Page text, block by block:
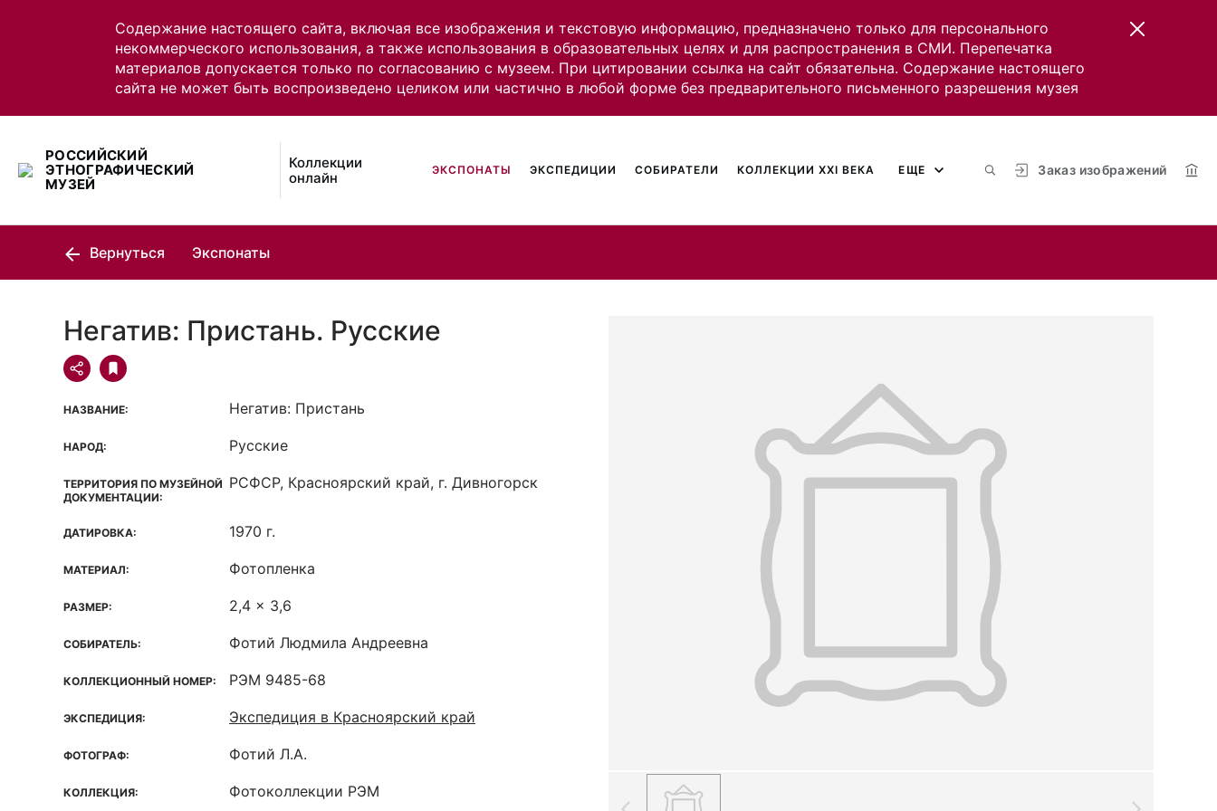
Содержание настоящего сайта, включая все изображения и текстовую информацию, предназначено только для персонального
некоммерческого использования, а также использования в образовательных целях и для распространения в СМИ. Перепечатка
материалов допускается только по согласованию с музеем. При цитировании ссылка на сайт обязательна. Содержание настоящего
сайта не может быть воспроизведено целиком или частично в любой форме без предварительного письменного разрешения музея
РОССИЙСКИЙ
ЭТНОГРАФИЧЕСКИЙ
МУЗЕЙ
Коллекции
онлайн
Заказ изображений
ЭКСПОНАТЫ ЭКСПЕДИЦИИ СОБИРАТЕЛИ КОЛЛЕКЦИИ XXI ВЕКА ЕЩЕ
Вернуться Экспонаты
Негатив: Пристань. Русские
НАЗВАНИЕ: Негатив: Пристань
НАРОД: Русские
ТЕРРИТОРИЯ ПО МУЗЕЙНОЙ
ДОКУМЕНТАЦИИ:
РСФСР, Красноярский край, г. Дивногорск
ДАТИРОВКА: 1970 г.
МАТЕРИАЛ: Фотопленка
РАЗМЕР: 2,4 x 3,6
СОБИРАТЕЛЬ: Фотий Людмила Андреевна
КОЛЛЕКЦИОННЫЙ НОМЕР: РЭМ 9485-68
ЭКСПЕДИЦИЯ: Экспедиция в Красноярский край
ФОТОГРАФ: Фотий Л.А.
КОЛЛЕКЦИЯ: Фотоколлекции РЭМ